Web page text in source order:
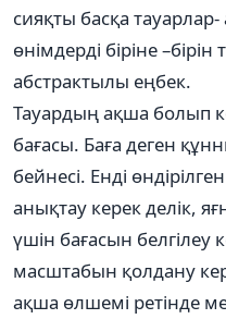
сияқты басқа тауарлар-
өнімдерді біріне –бірін
абстрактылы еңбек.
Тауардың ақша болып
бағасы. Баға деген
бейнесі. Енді
анықтау керек делік,
үшін бағасын белгілеу
масштабын қолдану
ақша өлшемі ретінде